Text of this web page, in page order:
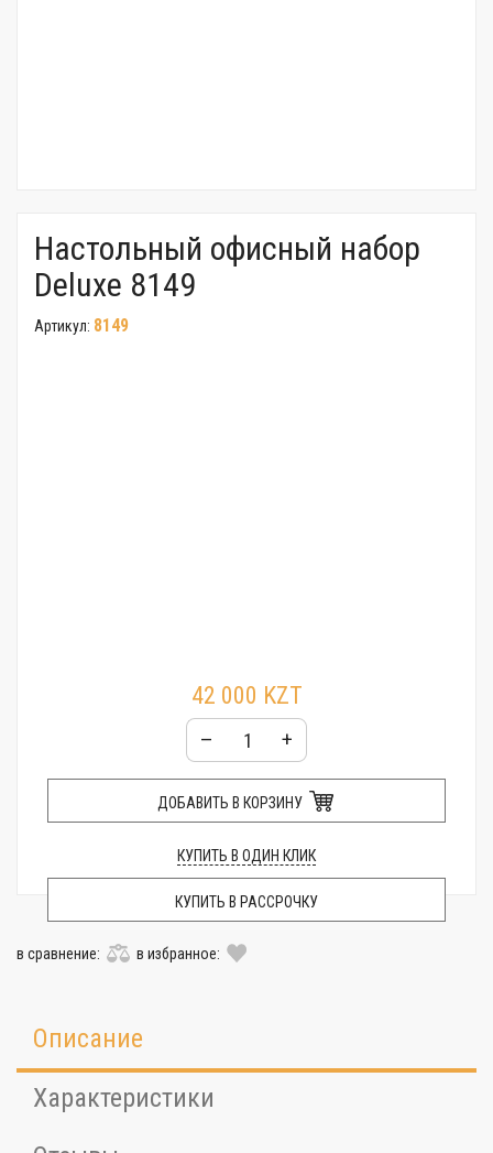
Настольный офисный набор
Deluxe 8149
Артикул: 8149
42 000 KZT
– +
ДОБАВИТЬ В КОРЗИНУ
КУПИТЬ В ОДИН КЛИК
КУПИТЬ В РАССРОЧКУ
в сравнение: в избранное:
Описание
Характеристики